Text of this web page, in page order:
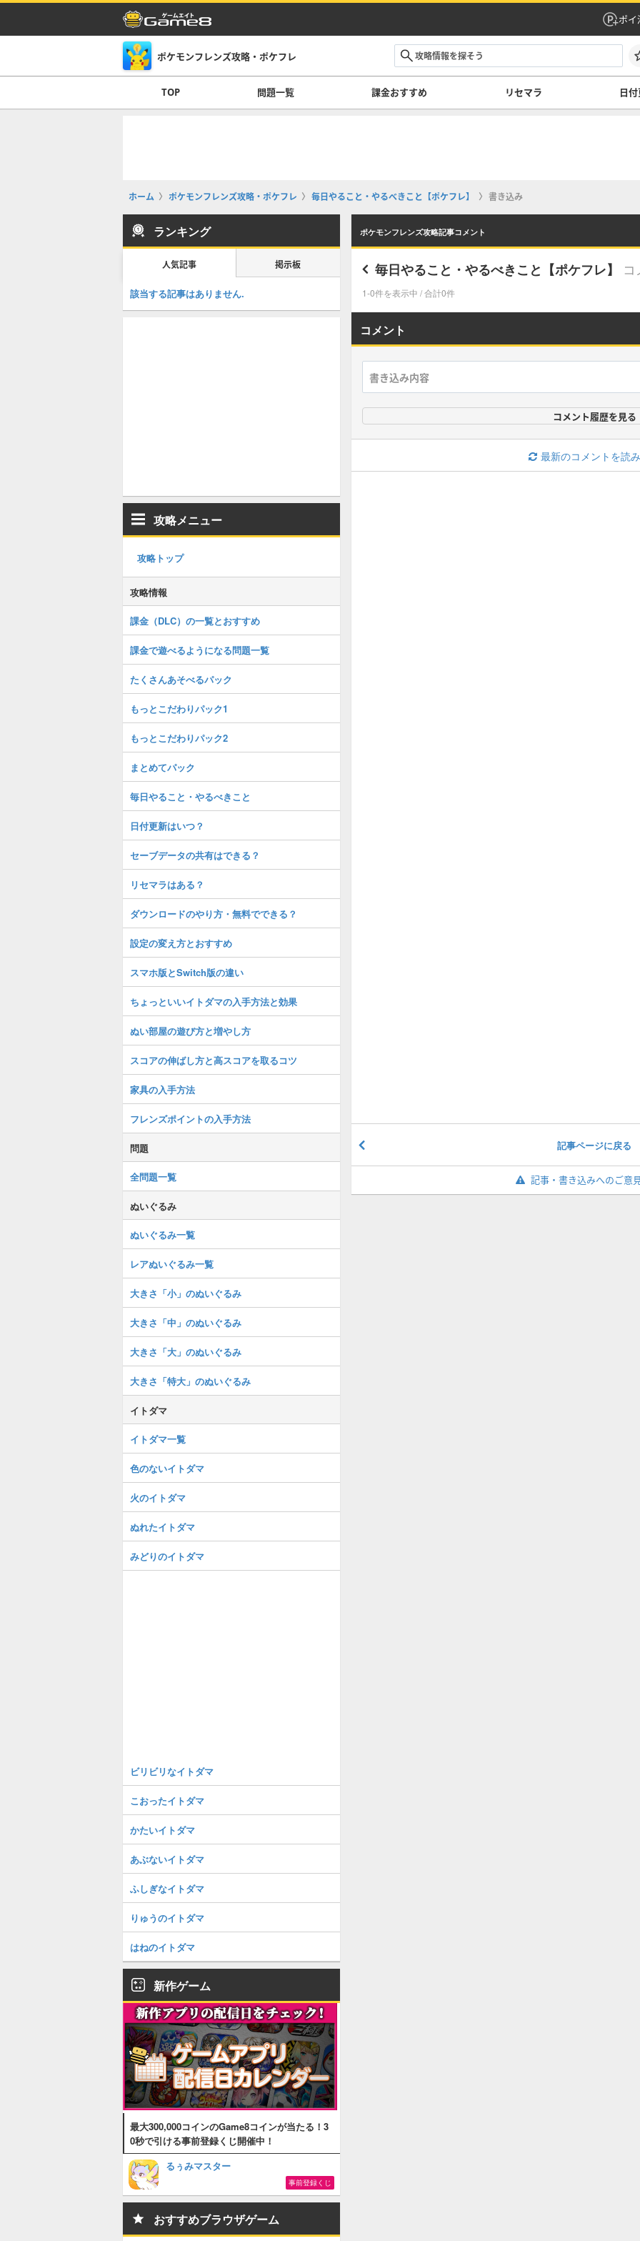
ポイ
ポケモンフレンズ攻略・ポケフレ
TOP 問題一覧 課金おすすめ リセマラ 日
ホーム ポケモンフレンズ攻略・ポケフレ 毎日やること・やるべきこと【ポケフレ】 書き込み
ポケモンフレンズ攻略記事コメント
毎日やること・やるべきこと【ポケフレ】 コ
1-0件を表示中 / 合計0件
コメント
コメント履歴を見る
最新のコメントを読
記事ページに戻る
記事・書き込みへのご意
ランキング
人気記事 掲示板
該当する記事はありません.
攻略メニュー
攻略トップ
攻略情報
課金（DLC）の一覧とおすすめ
課金で遊べるようになる問題一覧
たくさんあそべるパック
もっとこだわりパック1
もっとこだわりパック2
まとめてパック
毎日やること・やるべきこと
日付更新はいつ？
セーブデータの共有はできる？
リセマラはある？
ダウンロードのやり方・無料でできる？
設定の変え方とおすすめ
スマホ版とSwitch版の違い
ちょっといいイトダマの入手方法と効果
ぬい部屋の遊び方と増やし方
スコアの伸ばし方と高スコアを取るコツ
家具の入手方法
フレンズポイントの入手方法
問題
全問題一覧
ぬいぐるみ
ぬいぐるみ一覧
レアぬいぐるみ一覧
大きさ「小」のぬいぐるみ
大きさ「中」のぬいぐるみ
大きさ「大」のぬいぐるみ
大きさ「特大」のぬいぐるみ
イトダマ
イトダマ一覧
色のないイトダマ
火のイトダマ
ぬれたイトダマ
みどりのイトダマ
ビリビリなイトダマ
こおったイトダマ
かたいイトダマ
あぶないイトダマ
ふしぎなイトダマ
りゅうのイトダマ
はねのイトダマ
新作ゲーム
最大300,000コインのGame8コインが当たる！3
0秒で引ける事前登録くじ開催中！
るぅみマスター
事前登録くじ
おすすめブラウザゲーム